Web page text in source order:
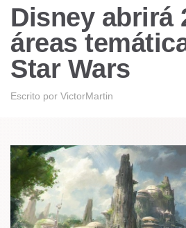
Disney abrirá
áreas
Star Wars
Escrito por VictorMartin